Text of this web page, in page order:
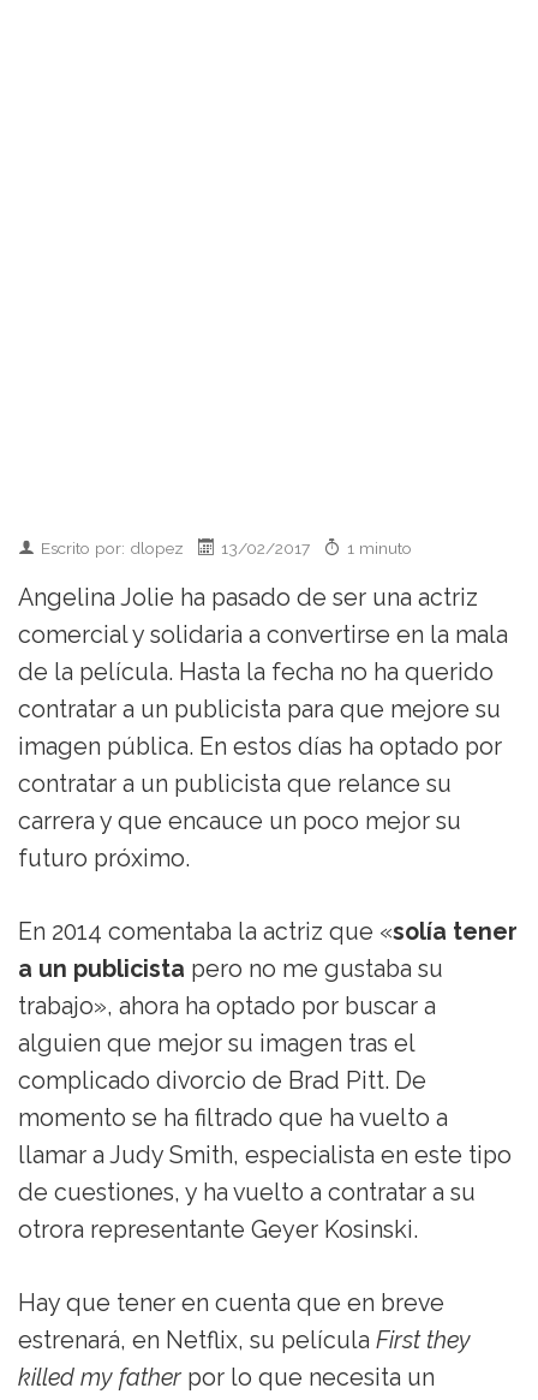
Escrito por: dlopez 13/02/2017 1 minuto
Angelina Jolie ha pasado de ser una actriz
comercial y solidaria a convertirse en la mala
de la película. Hasta la fecha no ha querido
contratar a un publicista para que mejore su
imagen pública. En estos días ha optado por
contratar a un publicista que relance su
carrera y que encauce un poco mejor su
futuro próximo.
En 2014 comentaba la actriz que «solía tener
a un publicista pero no me gustaba su
trabajo», ahora ha optado por buscar a
alguien que mejor su imagen tras el
complicado divorcio de Brad Pitt. De
momento se ha filtrado que ha vuelto a
llamar a Judy Smith, especialista en este tipo
de cuestiones, y ha vuelto a contratar a su
otrora representante Geyer Kosinski.
Hay que tener en cuenta que en breve
estrenará, en Netflix, su película First they
killed my fatherpor lo que necesita un